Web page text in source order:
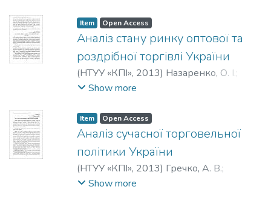
Ю. В.
Item Open Access
Аналіз стану ринку оптової та
роздрібної торгівлі України
(НТУУ «КПІ», 2013) Назаренко, О. І.;
Nazarenko, O. I.
Show more
Item Open Access
Аналіз сучасної торговельної
політики України
(НТУУ «КПІ», 2013) Гречко, А. В.;
Прокопенко, Я. Г.
Show more